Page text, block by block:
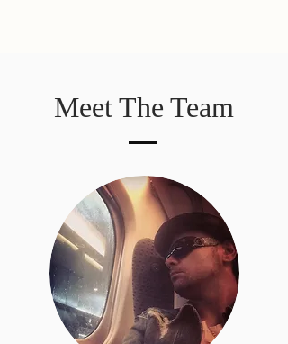
Meet The Team